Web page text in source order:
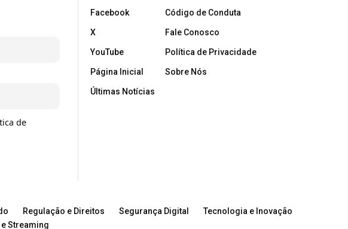
de
Facebook
X
YouTube
Página Inicial
Últimas Notícias
Código de Conduta
Fale Conosco
Política de Privacidade
Sobre Nós
Regulação e Direitos Segurança Digital
Tecnologia e Inovação
e Streaming